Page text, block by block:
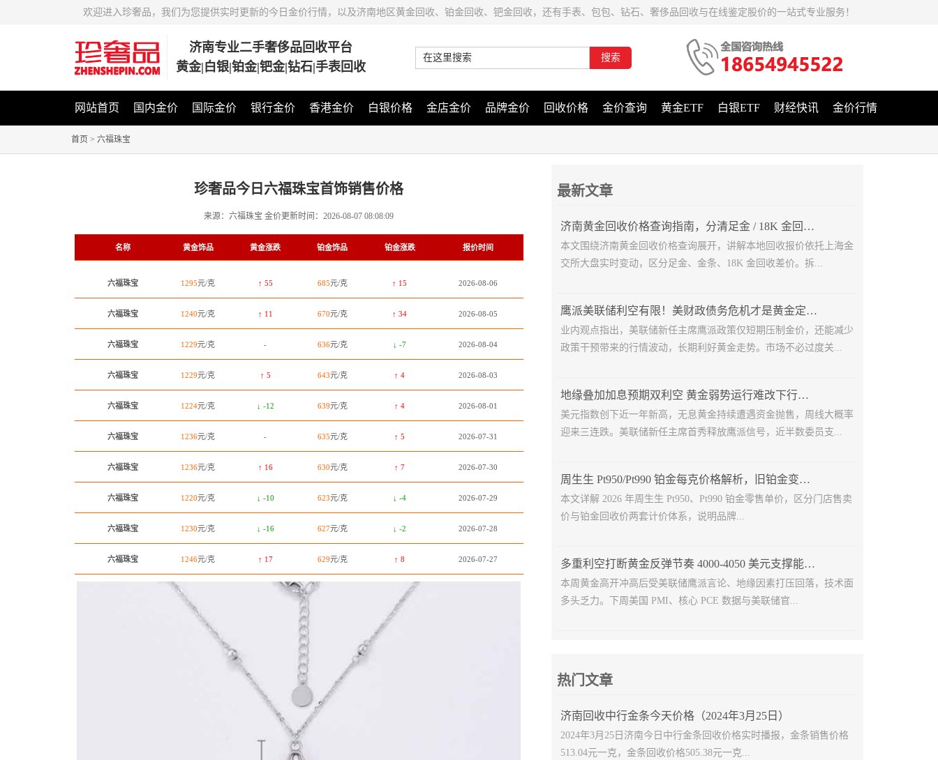
欢迎进入珍奢品，我们为您提供实时更新的今日金价行情，以及济南地区黄金回收、铂金回收、钯金回收，还有手表、包包、钻石、奢侈品回收与在线鉴定股价的一站式专业服务！
济南专业二手奢侈品回收平台
黄金|白银|铂金|钯金|钻石|手表回收
搜索
网站首页 国内金价 国际金价 银行金价 香港金价 白银价格 金店金价 品牌金价 回收价格 金价查询 黄金ETF 白银ETF 财经快讯 金价行情
首页 > 六福珠宝
珍奢品今日六福珠宝首饰销售价格
来源：六福珠宝 金价更新时间：2026-08-07 08:08:09
名称 黄金饰品 黄金涨跌 铂金饰品 铂金涨跌 报价时间
六福珠宝 1295元/克 ↑ 55 685元/克 ↑ 15 2026-08-06
六福珠宝 1240元/克 ↑ 11 670元/克 ↑ 34 2026-08-05
六福珠宝 1229元/克 - 636元/克 ↓ -7 2026-08-04
六福珠宝 1229元/克 ↑ 5 643元/克 ↑ 4 2026-08-03
六福珠宝 1224元/克 ↓ -12 639元/克 ↑ 4 2026-08-01
六福珠宝 1236元/克 - 635元/克 ↑ 5 2026-07-31
六福珠宝 1236元/克 ↑ 16 630元/克 ↑ 7 2026-07-30
六福珠宝 1220元/克 ↓ -10 623元/克 ↓ -4 2026-07-29
六福珠宝 1230元/克 ↓ -16 627元/克 ↓ -2 2026-07-28
六福珠宝 1246元/克 ↑ 17 629元/克 ↑ 8 2026-07-27
最新文章
济南黄金回收价格查询指南，分清足金 / 18K 金回收差价
本文围绕济南黄金回收价格查询展开，讲解本地回收报价依托上海金
交所大盘实时变动，区分足金、金条、18K 金回收差价。拆...
鹰派美联储利空有限！美财政债务危机才是黄金定价核心
业内观点指出，美联储新任主席鹰派政策仅短期压制金价，还能减少
政策干预带来的行情波动，长期利好黄金走势。市场不必过度关...
地缘叠加加息预期双利空 黄金弱势运行难改下行格局
美元指数创下近一年新高，无息黄金持续遭遇资金抛售，周线大概率
迎来三连跌。美联储新任主席首秀释放鹰派信号，近半数委员支...
周生生 Pt950/Pt990 铂金每克价格解析，旧铂金变现避坑指南
本文详解 2026 年周生生 Pt950、Pt990 铂金零售单价，区分门店售卖
价与铂金回收价两套计价体系，说明品牌...
多重利空打断黄金反弹节奏 4000-4050 美元支撑能否守住？
本周黄金高开冲高后受美联储鹰派言论、地缘因素打压回落，技术面
多头乏力。下周美国 PMI、核心 PCE 数据与美联储官...
热门文章
济南回收中行金条今天价格（2024年3月25日）
2024年3月25日济南今日中行金条回收价格实时播报，金条销售价格
513.04元一克，金条回收价格505.38元一克...